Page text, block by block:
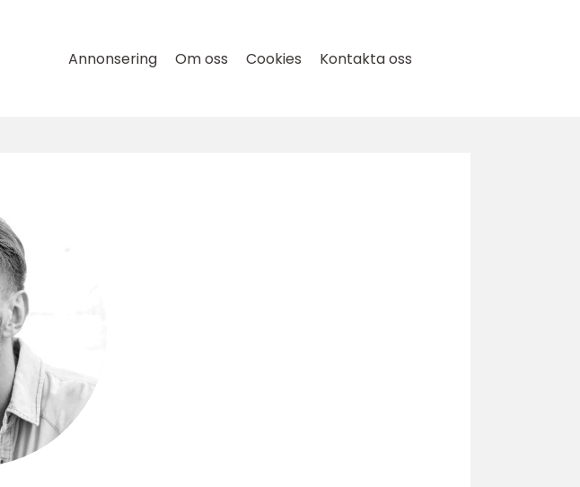
Annonsering Om oss Cookies Kontakta oss